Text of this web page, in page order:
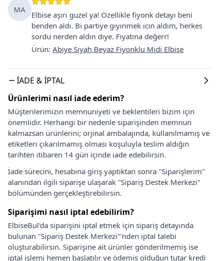
MA
Elbise aşırı guzel ya! Özellikle fiyonk detayı beni
benden aldı. Bi partiye gıyınmek ıcın aldım, herkes
sordu nerden aldın dıye. Fiyatına değerr!
Ürün: Abiye Siyah Beyaz Fiyonklu Midi Elbise
İADE & İPTAL
Ürünlerimi nasıl iade ederim?
Müşterilerimizin memnuniyeti ve beklentileri bizim için
önemlidir. Herhangi bir nedenle siparişinden memnun
kalmazsan ürünlerini; orjinal ambalajında, kullanılmamış ve
etiketleri çıkarılmamış olması koşuluyla teslim aldığın
tarihten itibaren 14 gün içinde iade edebilirsin.
İade sürecini, hesabına giriş yaptıktan sonra "Siparişlerim"
alanından ilgili siparişe ulaşarak "Sipariş Destek Merkezi"
bölümünden gerçekleştirebilirsin.
Siparişimi nasıl iptal edebilirim?
ElbiseBul'da siparişini iptal etmek için sipariş detayında
bulunan "Sipariş Destek Merkezi"'nden iptal talebi
oluşturabilirsin. Siparişine ait ürünler gönderilmemiş ise
iptal işlemi hemen başlatılır ve ödemiş olduğun tutar kredi